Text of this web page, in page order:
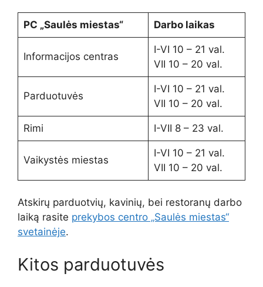
PC „Saulės miestas“ Darbo laikas
Informacijos centras
I-VI 10 – 21 val.
VII 10 – 20 val.
Parduotuvės
I-VI 10 – 21 val.
VII 10 – 20 val.
Rimi I-VII 8 – 23 val.
Vaikystės miestas
I-VI 10 – 21 val.
VII 10 – 20 val.
Atskirų parduotvių, kavinių, bei restoranų darbo
laiką rasite prekybos centro „Saulės miestas“
svetainėje.
Kitos parduotuvės